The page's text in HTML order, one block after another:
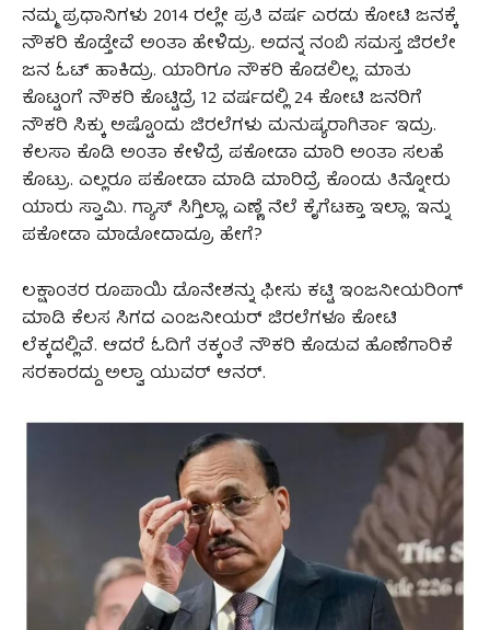
ನಮ್ಮ ಪ್ರಧಾನಿಗಳು 2014 ರಲ್ಲೇ ಪ್ರತಿ ವರ್ಷ ಎರಡು ಕೋಟಿ ಜನಕ್ಕೆ
ನೌಕರಿ ಕೊಡ್ತೇವೆ ಅಂತಾ ಹೇಳಿದ್ರು. ಅದನ್ನ ನಂಬಿ ಸಮಸ್ತ ಜಿರಲೇ
ಜನ ಓಟ್ ಹಾಕಿದ್ರು. ಯಾರಿಗೂ ನೌಕರಿ ಕೊಡಲಿಲ್ಲ. ಮಾತು
ಕೊಟ್ಟಂಗೆ ನೌಕರಿ ಕೊಟ್ಟಿದ್ರೆ 12 ವರ್ಷದಲ್ಲಿ 24 ಕೋಟಿ ಜನರಿಗೆ
ನೌಕರಿ ಸಿಕ್ಕು ಅಷ್ಟೊಂದು ಜಿರಲೆಗಳು ಮನುಷ್ಯರಾಗಿರ್ತಾ ಇದ್ರು.
ಕೆಲಸಾ ಕೊಡಿ ಅಂತಾ ಕೇಳಿದ್ರೆ ಪಕೋಡಾ ಮಾರಿ ಅಂತಾ ಸಲಹೆ
ಕೊಟ್ರು. ಎಲ್ಲರೂ ಪಕೋಡಾ ಮಾಡಿ ಮಾರಿದ್ರೆ ಕೊಂಡು ತಿನ್ನೋರು
ಯಾರು ಸ್ವಾಮಿ. ಗ್ಯಾಸ್ ಸಿಗ್ತಿಲ್ಲಾ, ಎಣ್ಣೆ ನೆಲೆ ಕೈಗೆಟಕ್ತಾ ಇಲ್ಲಾ. ಇನ್ನು
ಪಕೋಡಾ ಮಾಡೋದಾದ್ರೂ ಹೇಗೆ?
ಲಕ್ಷಾಂತರ ರೂಪಾಯಿ ಡೊನೇಶನ್ನು ಫೀಸು ಕಟ್ಟಿ ಇಂಜನೀಯರಿಂಗ್
ಮಾಡಿ ಕೆಲಸ ಸಿಗದ ಎಂಜನೀಯರ್ ಜಿರಲೆಗಳೂ ಕೋಟಿ
ಲೆಕ್ಕದಲ್ಲಿವೆ. ಆದರೆ ಓದಿಗೆ ತಕ್ಕಂತೆ ನೌಕರಿ ಕೊಡುವ ಹೊಣೆಗಾರಿಕೆ
ಸರಕಾರದ್ದು ಅಲ್ವಾ ಯುವರ್ ಆನರ್.